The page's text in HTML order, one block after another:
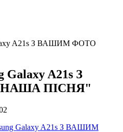
A21s З ВАШИМ ФОТО
Galaxy A21s З
ПІСНЯ"